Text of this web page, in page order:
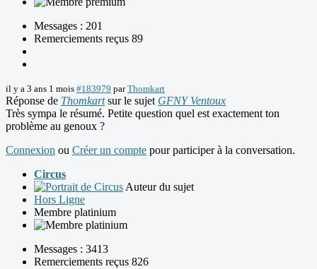
Messages : 201
Remerciements reçus 89
il y a 3 ans 1 mois #183979 parThomkart
Réponse de Thomkartsur le sujet GFNY Ventoux
Très sympa le résumé. Petite question quel est exactement ton
problème au genoux ?
Connexion ou Créer un compte pour participer à la conversation.
Circus
Auteur du sujet
Hors Ligne
Membre platinium
Messages : 3413
Remerciements reçus 826